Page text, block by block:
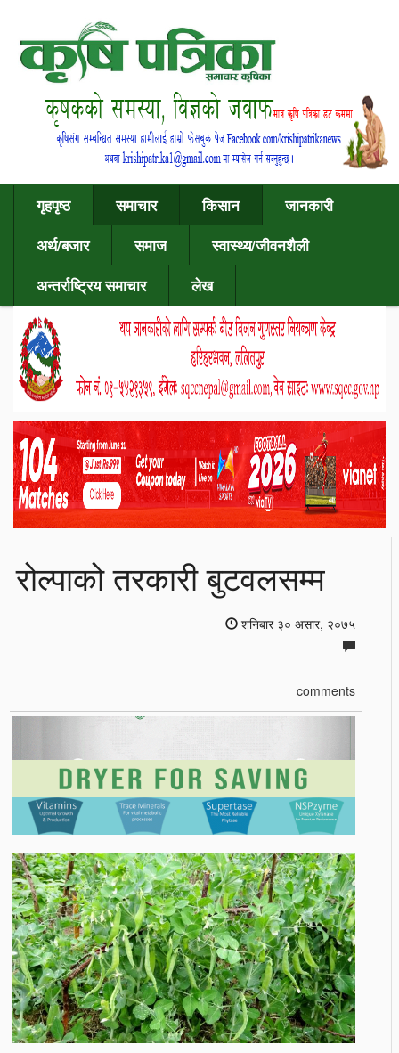
गृहपृष्ठ समाचार किसान
जानकारी
अर्थ/बजार
समाज
स्वास्थ्य/जीवनशैली
अन्तर्राष्ट्रिय समाचार
लेख
रोल्पाको तरकारी बुटवलसम्म
शनिबार ३० असार, २०७५
comments